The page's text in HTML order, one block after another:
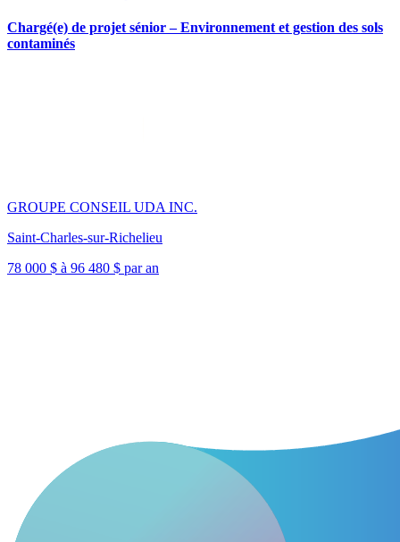
Chargé(e) de projet sénior – Environnement et gestion des sols
contaminés
GROUPE CONSEIL UDA INC.
Saint-Charles-sur-Richelieu
78 000 $ à 96 480 $ par an